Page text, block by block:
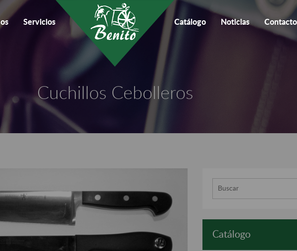
Servicios Catálogo Noticias Contacto
Cuchillos Cebolleros
Catálogo